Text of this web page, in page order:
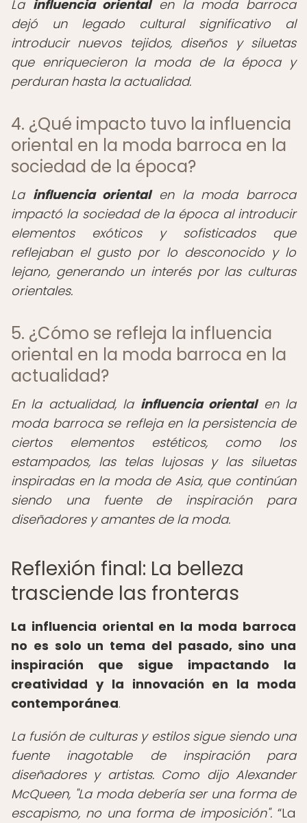
La influencia orientalen la moda barroca
dejó un legado cultural significativo al
introducir nuevos tejidos, diseños y siluetas
que enriquecieron la moda de la época y
perduran hasta la actualidad.
4. ¿Qué impacto tuvo la influencia
oriental en la moda barroca en la
sociedad de la época?
La influencia orientalen la moda barroca
impactó la sociedad de la época al introducir
elementos exóticos y sofisticados que
reflejaban el gusto por lo desconocido y lo
lejano, generando un interés por las culturas
orientales.
5. ¿Cómo se refleja la influencia
oriental en la moda barroca en la
actualidad?
En la actualidad, la influencia orientalen la
moda barroca se refleja en la persistencia de
ciertos elementos estéticos, como los
estampados, las telas lujosas y las siluetas
inspiradas en la moda de Asia, que continúan
siendo una fuente de inspiración para
diseñadores y amantes de la moda.
Reflexión final: La belleza
trasciende las fronteras
La influencia oriental en la moda barroca
no es solo un tema del pasado, sino una
inspiración que sigue impactando la
creatividad y la innovación en la moda
contemporánea.
La fusión de culturas y estilos sigue siendo una
fuente inagotable de inspiración para
diseñadores y artistas. Como dijo Alexander
McQueen, "La moda debería ser una forma de
escapismo, no una forma de imposición". La